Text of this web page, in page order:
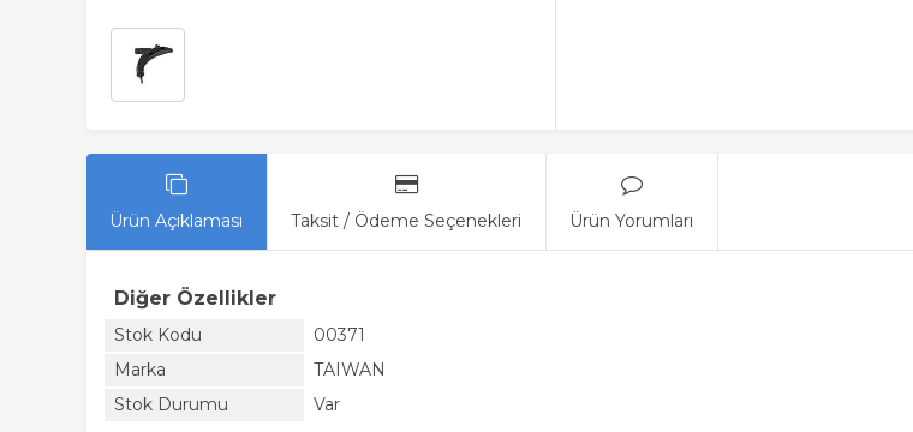
Ürün Açıklaması Taksit / Ödeme Seçenekleri Ürün Yorumları
Diğer Özellikler
Stok Kodu
00371
Marka
TAIWAN
Stok Durumu
Var